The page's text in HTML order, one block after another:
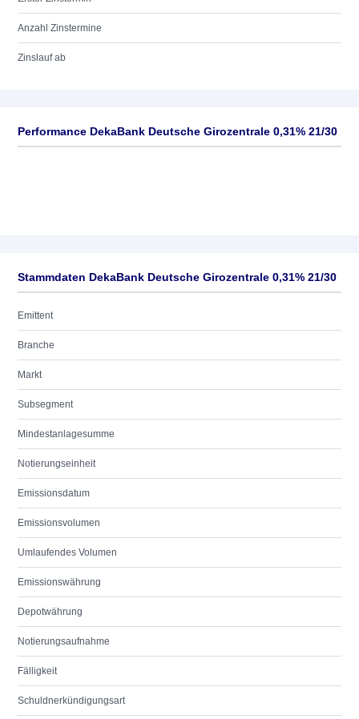
Anzahl Zinstermine
Zinslauf ab
Performance DekaBank Deutsche Girozentrale 0,31% 21/30
Stammdaten DekaBank Deutsche Girozentrale 0,31% 21/30
Emittent
Branche
Markt
Subsegment
Mindestanlagesumme
Notierungseinheit
Emissionsdatum
Emissionsvolumen
Umlaufendes Volumen
Emissionswährung
Depotwährung
Notierungsaufnahme
Fälligkeit
Schuldnerkündigungsart